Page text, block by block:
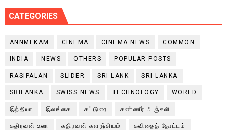
CATEGORIES
ANNMEKAM CINEMA CINEMA NEWS COMMON
INDIA NEWS OTHERS POPULAR POSTS
RASIPALAN SLIDER SRI LANK SRI LANKA
SRILANKA SWISS NEWS TECHNOLOGY WORLD
இந்தியா இலங்கை கட்டுரை கண்ணீர் அஞ்சலி
கதிரவன் உலா கதிரவன் களஞ்சியம் கவிதைத் தோட்டம்